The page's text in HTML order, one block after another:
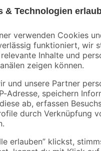
toom
beige 0-2
mm 25 kg
,29€